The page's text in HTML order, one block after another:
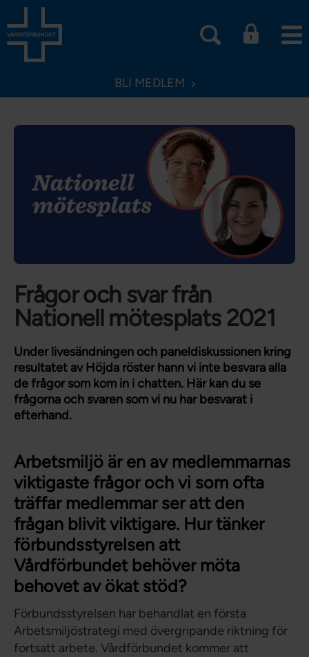
BLI MEDLEM
Frågor och svar från
Nationell mötesplats 2021
Under livesändningen och paneldiskussionen kring
resultatet av Höjda röster hann vi inte besvara alla
de frågor som kom in i chatten. Här kan du se
frågorna och svaren som vi nu har besvarat i
efterhand.
Arbetsmiljö är en av medlemmarnas
viktigaste frågor och vi som ofta
träffar medlemmar ser att den
frågan blivit viktigare. Hur tänker
förbundsstyrelsen att
Vårdförbundet behöver möta
behovet av ökat stöd?
Förbundsstyrelsen har behandlat en första
Arbetsmiljöstrategi med övergripande riktning för
fortsatt arbete. Vårdförbundet kommer att